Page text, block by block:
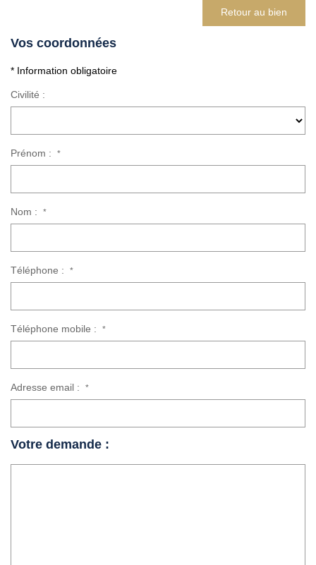
Retour au bien
Vos coordonnées
* Information obligatoire
Civilité :
Prénom : *
Nom : *
Téléphone : *
Téléphone mobile : *
Adresse email : *
Votre demande :